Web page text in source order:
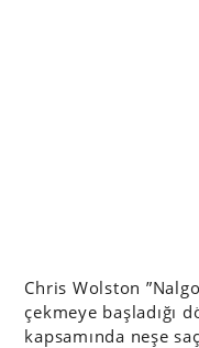
Chris Wolston
çekmeye başladığı
kapsamında neşe